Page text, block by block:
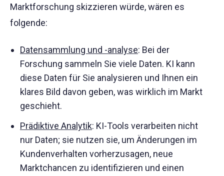
Marktforschung skizzieren würde, wären es
folgende:
Datensammlung und -analyse: Bei der
Forschung sammeln Sie viele Daten. KI kann
diese Daten für Sie analysieren und Ihnen ein
klares Bild davon geben, was wirklich im Markt
geschieht.
Prädiktive Analytik: KI-Tools verarbeiten nicht
nur Daten; sie nutzen sie, um Änderungen im
Kundenverhalten vorherzusagen, neue
Marktchancen zu identifizieren und einen